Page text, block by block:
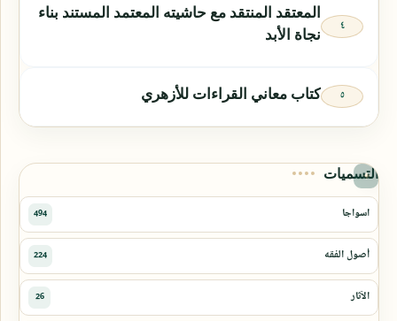
المعتقد المنتقد مع حاشيته المعتمد المستند بناء
نجاة الأبد
كتاب معاني القراءات للأزهري
التسميات